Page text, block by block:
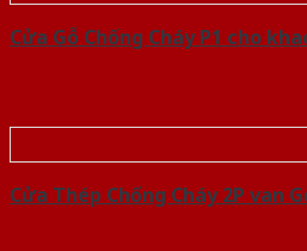
Cửa Gỗ Chống Cháy P1 cho
Cửa Thép Chống Cháy 2P van